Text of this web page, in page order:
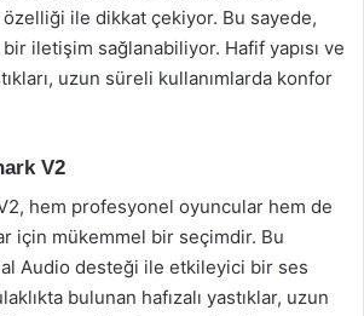
ile dikkat çekiyor. Bu sayede,
bir iletişim sağlanabiliyor. Hafif yapısı ve
uzun süreli kullanımlarda konfor
V2
hem profesyonel oyuncular hem de
için mükemmel bir seçimdir. Bu
Audio desteği ile etkileyici bir ses
bulunan hafızalı yastıklar, uzun